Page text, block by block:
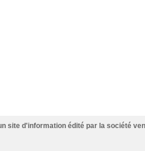
site d'information édité par la société